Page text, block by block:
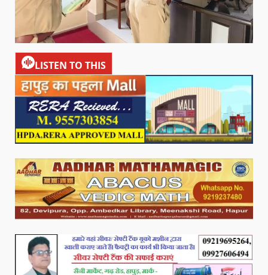
LISTEN TO THIS